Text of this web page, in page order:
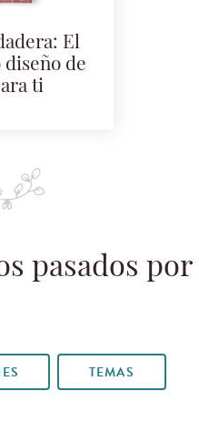
El
de
ti
pasados por
TEMAS